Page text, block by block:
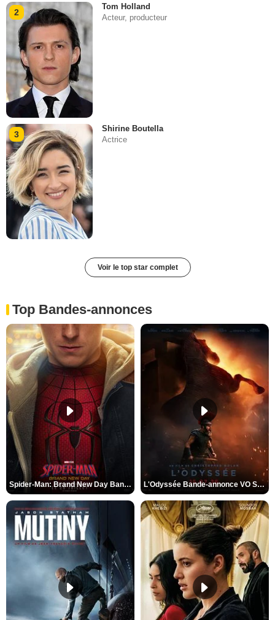
2
Tom Holland
Acteur, producteur
3
Shirine Boutella
Actrice
Voir le top star complet
Top Bandes-annonces
Spider-Man: Brand New Day Bande-annonce VO STFR L'Odyssée Bande-annonce VO STFR